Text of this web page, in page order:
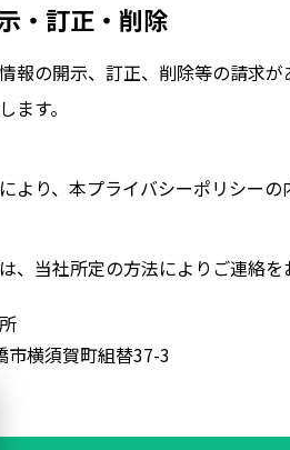
・訂正・削除
報の開示、訂正、削除等の請求
ます。
より、本プライバシーポリシーの
、当社所定の方法によりご連絡を
市横須賀町組替37-3